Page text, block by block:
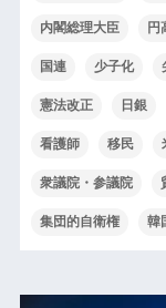
内閣総理大臣 円
国連 少子化
憲法改正 日銀
看護師 移民
衆議院・参議院
集団的自衛権 韓